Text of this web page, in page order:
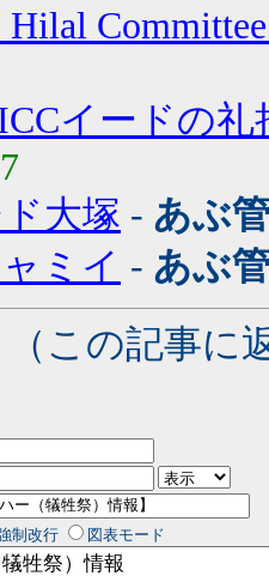
Hilal
イードの礼
大塚 - あぶ
ミイ - あぶ
（この記事に
制改行 図表モード